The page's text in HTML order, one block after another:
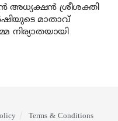
അധ്യക്ഷന്‍ ശ്രീശക്തി
മാതാവ്
നിര്യാതയായി
Terms & Conditions